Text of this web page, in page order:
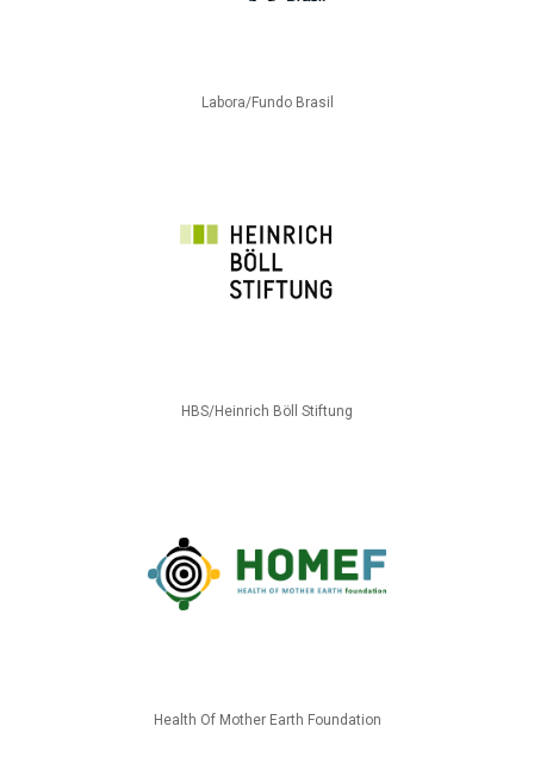
Labora/Fundo Brasil
HBS/Heinrich Böll Stiftung
Health Of Mother Earth Foundation